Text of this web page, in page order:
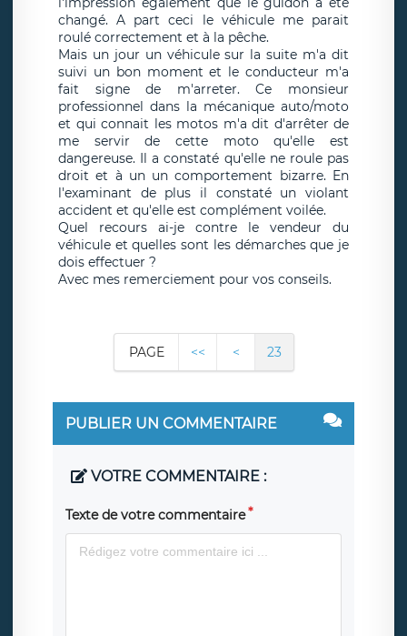
changé. A part ceci le véhicule me parait
roulé correctement et à la pêche.
Mais un jour un véhicule sur la suite m'a dit
suivi un bon moment et le conducteur m'a
fait signe de m'arreter. Ce monsieur
professionnel dans la mécanique auto/moto
et qui connait les motos m'a dit d'arrêter de
me servir de cette moto qu'elle est
dangereuse. Il a constaté qu'elle ne roule pas
droit et à un un comportement bizarre. En
l'examinant de plus il constaté un violant
accident et qu'elle est complément voilée.
Quel recours ai-je contre le vendeur du
véhicule et quelles sont les démarches que je
dois effectuer ?
Avec mes remerciement pour vos conseils.
PAGE << < 23
PUBLIER UN COMMENTAIRE
VOTRE COMMENTAIRE :
Texte de votre commentaire